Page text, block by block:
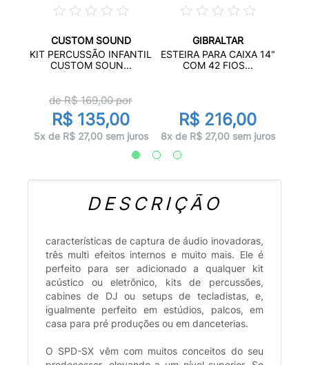
CUSTOM SOUND
KIT PERCUSSÃO INFANTIL
CUSTOM SOUN...
de R$169,00por
R$ 135,00
5x de R$ 27,00 sem juros
GIBRALTAR
ESTEIRA PARA CAIXA 14"
COM 42 FIOS...
R$ 216,00
8x de R$ 27,00 sem juros
DESCRIÇÃO
características de captura de áudio inovadoras,
três multi efeitos internos e muito mais. Ele é
perfeito para ser adicionado a qualquer kit
acústico ou eletrônico, kits de percussões,
cabines de DJ ou setups de tecladistas, e,
igualmente perfeito em estúdios, palcos, em
casa para pré produções ou em danceterias.
O SPD-SX vêm com muitos conceitos do seu